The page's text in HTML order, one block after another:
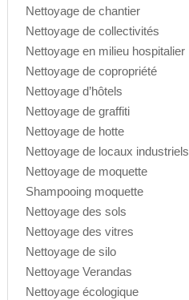
Nettoyage de chantier
Nettoyage de collectivités
Nettoyage en milieu hospitalier
Nettoyage de copropriété
Nettoyage d’hôtels
Nettoyage de graffiti
Nettoyage de hotte
Nettoyage de locaux industriels
Nettoyage de moquette
Shampooing moquette
Nettoyage des sols
Nettoyage des vitres
Nettoyage de silo
Nettoyage Verandas
Nettoyage écologique